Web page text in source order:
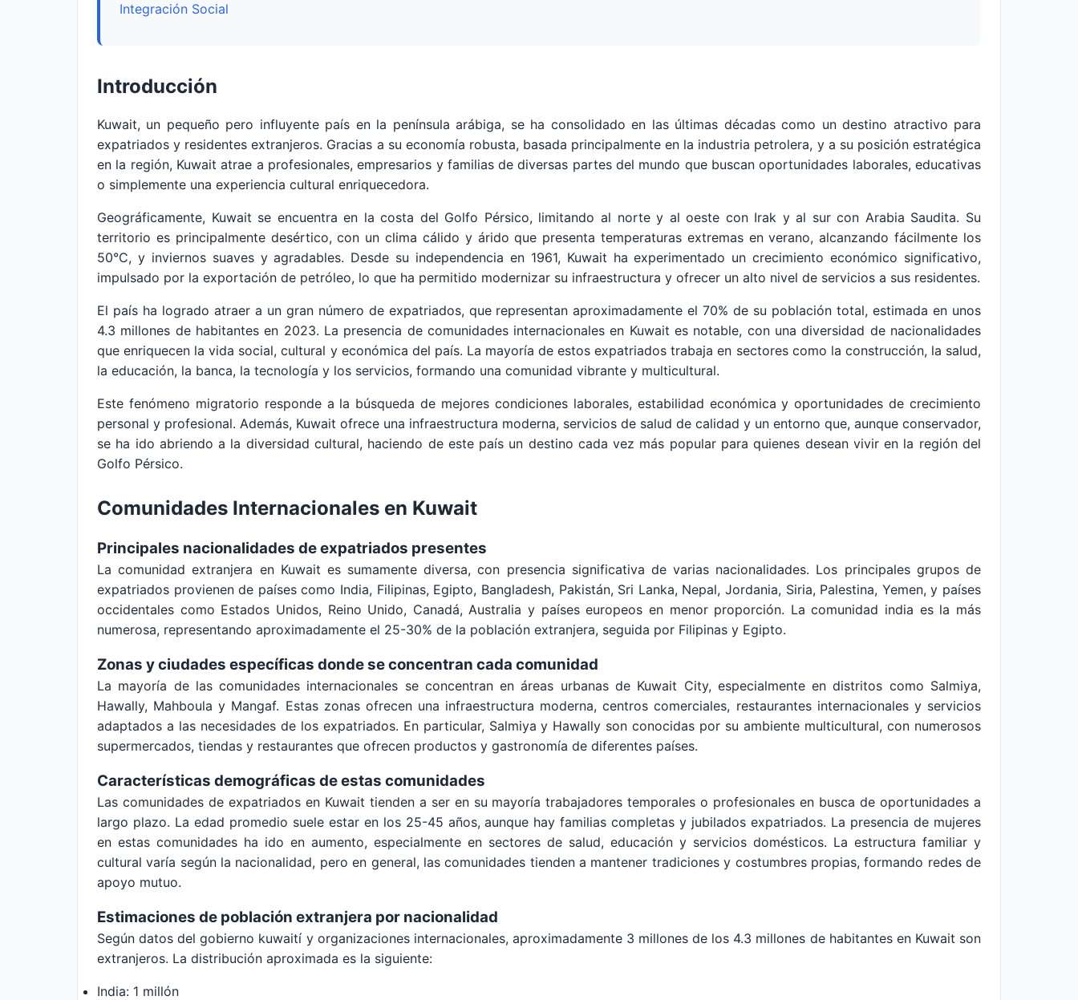
Integración Social
Introducción
Kuwait, un pequeño pero influyente país en la península arábiga, se ha consolidado en las últimas décadas como un destino atractivo para
expatriados y residentes extranjeros. Gracias a su economía robusta, basada principalmente en la industria petrolera, y a su posición estratégica
en la región, Kuwait atrae a profesionales, empresarios y familias de diversas partes del mundo que buscan oportunidades laborales, educativas
o simplemente una experiencia cultural enriquecedora.
Geográficamente, Kuwait se encuentra en la costa del Golfo Pérsico, limitando al norte y al oeste con Irak y al sur con Arabia Saudita. Su
territorio es principalmente desértico, con un clima cálido y árido que presenta temperaturas extremas en verano, alcanzando fácilmente los
50°C, y inviernos suaves y agradables. Desde su independencia en 1961, Kuwait ha experimentado un crecimiento económico significativo,
impulsado por la exportación de petróleo, lo que ha permitido modernizar su infraestructura y ofrecer un alto nivel de servicios a sus residentes.
El país ha logrado atraer a un gran número de expatriados, que representan aproximadamente el 70% de su población total, estimada en unos
4.3 millones de habitantes en 2023. La presencia de comunidades internacionales en Kuwait es notable, con una diversidad de nacionalidades
que enriquecen la vida social, cultural y económica del país. La mayoría de estos expatriados trabaja en sectores como la construcción, la salud,
la educación, la banca, la tecnología y los servicios, formando una comunidad vibrante y multicultural.
Este fenómeno migratorio responde a la búsqueda de mejores condiciones laborales, estabilidad económica y oportunidades de crecimiento
personal y profesional. Además, Kuwait ofrece una infraestructura moderna, servicios de salud de calidad y un entorno que, aunque conservador,
se ha ido abriendo a la diversidad cultural, haciendo de este país un destino cada vez más popular para quienes desean vivir en la región del
Golfo Pérsico.
Comunidades Internacionales en Kuwait
Principales nacionalidades de expatriados presentes
La comunidad extranjera en Kuwait es sumamente diversa, con presencia significativa de varias nacionalidades. Los principales grupos de
expatriados provienen de países como India, Filipinas, Egipto, Bangladesh, Pakistán, Sri Lanka, Nepal, Jordania, Siria, Palestina, Yemen, y países
occidentales como Estados Unidos, Reino Unido, Canadá, Australia y países europeos en menor proporción. La comunidad india es la más
numerosa, representando aproximadamente el 25-30% de la población extranjera, seguida por Filipinas y Egipto.
Zonas y ciudades específicas donde se concentran cada comunidad
La mayoría de las comunidades internacionales se concentran en áreas urbanas de Kuwait City, especialmente en distritos como Salmiya,
Hawally, Mahboula y Mangaf. Estas zonas ofrecen una infraestructura moderna, centros comerciales, restaurantes internacionales y servicios
adaptados a las necesidades de los expatriados. En particular, Salmiya y Hawally son conocidas por su ambiente multicultural, con numerosos
supermercados, tiendas y restaurantes que ofrecen productos y gastronomía de diferentes países.
Características demográficas de estas comunidades
Las comunidades de expatriados en Kuwait tienden a ser en su mayoría trabajadores temporales o profesionales en busca de oportunidades a
largo plazo. La edad promedio suele estar en los 25-45 años, aunque hay familias completas y jubilados expatriados. La presencia de mujeres
en estas comunidades ha ido en aumento, especialmente en sectores de salud, educación y servicios domésticos. La estructura familiar y
cultural varía según la nacionalidad, pero en general, las comunidades tienden a mantener tradiciones y costumbres propias, formando redes de
apoyo mutuo.
Estimaciones de población extranjera por nacionalidad
Según datos del gobierno kuwaití y organizaciones internacionales, aproximadamente 3 millones de los 4.3 millones de habitantes en Kuwait son
extranjeros. La distribución aproximada es la siguiente:
India: 1 millón